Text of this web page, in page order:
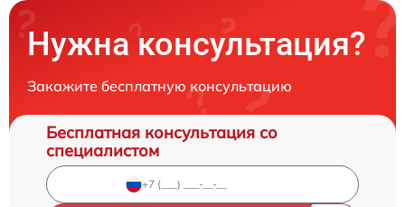
Нужна консультация?
Закажите бесплатную консультацию
Бесплатная консультация со
специалистом